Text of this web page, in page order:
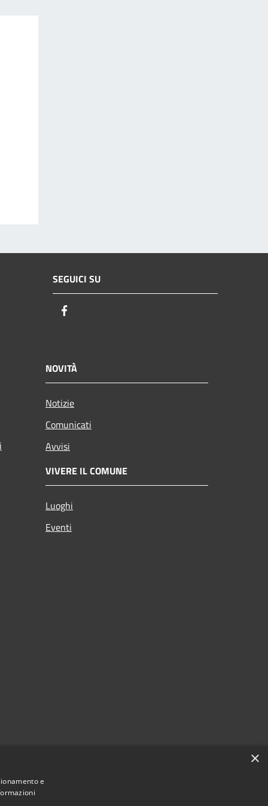
SEGUICI SU
NOVITÀ
Notizie
Comunicati
Avvisi
VIVERE IL COMUNE
Luoghi
Eventi
×
e